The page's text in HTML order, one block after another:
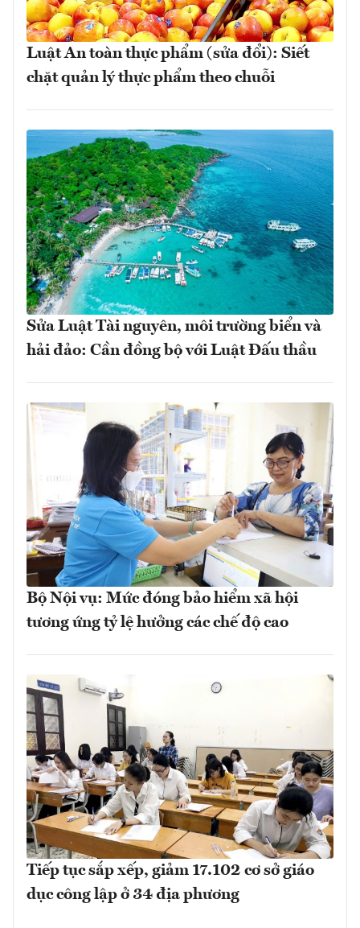
Luật An toàn thực phẩm (sửa đổi): Siết
chặt quản lý thực phẩm theo chuỗi
Sửa Luật Tài nguyên, môi trường biển và
hải đảo: Cần đồng bộ với Luật Đấu thầu
Bộ Nội vụ: Mức đóng bảo hiểm xã hội
tương ứng tỷ lệ hưởng các chế độ cao
Tiếp tục sắp xếp, giảm 17.102 cơ sở giáo
dục công lập ở 34 địa phương